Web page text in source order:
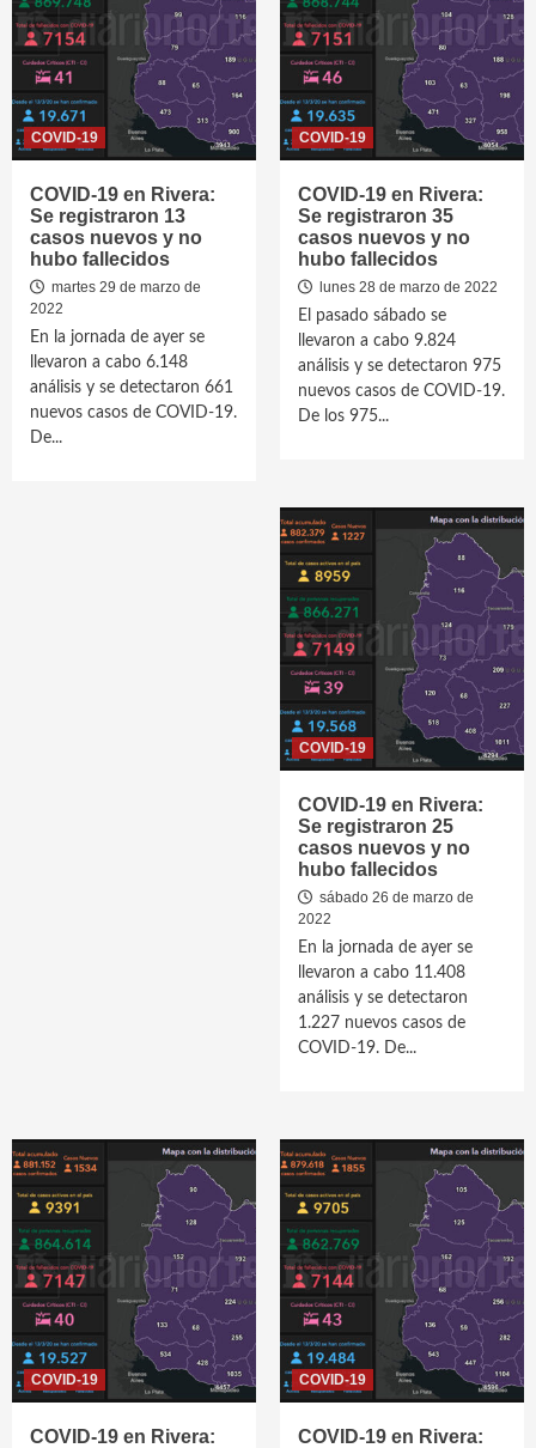
COVID-19
COVID-19 en Rivera:
Se registraron 13
casos nuevos y no
hubo fallecidos
martes 29 de marzo de
2022
En la jornada de ayer se
llevaron a cabo 6.148
análisis y se detectaron 661
nuevos casos de COVID-19.
De...
COVID-19
COVID-19 en Rivera:
Se registraron 35
casos nuevos y no
hubo fallecidos
lunes 28 de marzo de 2022
El pasado sábado se
llevaron a cabo 9.824
análisis y se detectaron 975
nuevos casos de COVID-19.
De los 975...
COVID-19
COVID-19 en Rivera:
Se registraron 25
casos nuevos y no
hubo fallecidos
sábado 26 de marzo de
2022
En la jornada de ayer se
llevaron a cabo 11.408
análisis y se detectaron
1.227 nuevos casos de
COVID-19. De...
COVID-19
COVID-19 en Rivera:
COVID-19
COVID-19 en Rivera: